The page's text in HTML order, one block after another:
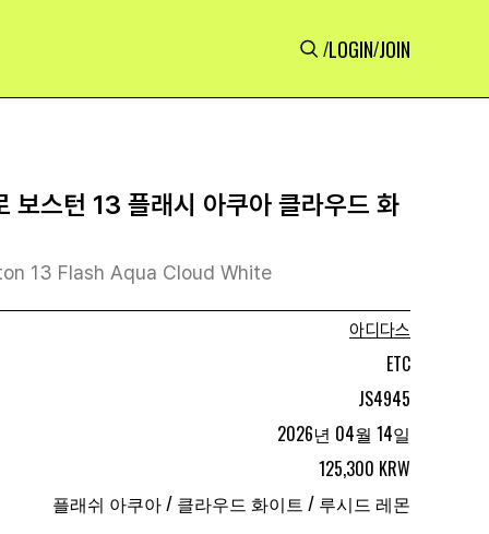
/LOGIN/JOIN
보스턴 13 플래시 아쿠아 클라우드 화
13 Flash Aqua Cloud White
아디다스
ETC
JS4945
2026년 04월 14일
125,300 KRW
플래쉬 아쿠아 / 클라우드 화이트 / 루시드 레몬